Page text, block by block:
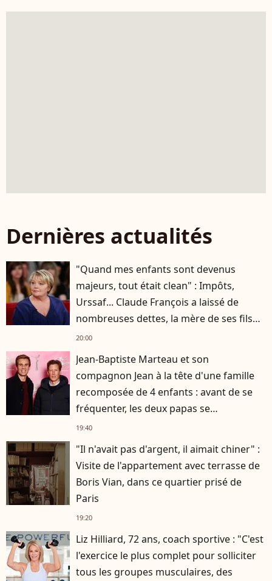
Dernières actualités
"Quand mes enfants sont devenus
majeurs, tout était clean" : Impôts,
Urssaf... Claude François a laissé de
nombreuses dettes, la mère de ses fils
s'est occupée de tout
20:00
Jean-Baptiste Marteau et son
compagnon Jean à la tête d'une famille
recomposée de 4 enfants : avant de se
fréquenter, les deux papas se
connaissaient depuis des années
19:40
"Il n'avait pas d'argent, il aimait chiner" :
Visite de l'appartement avec terrasse de
Boris Vian, dans ce quartier prisé de
Paris
19:20
Liz Hilliard, 72 ans, coach sportive : "C'est
l'exercice le plus complet pour solliciter
tous les groupes musculaires, des